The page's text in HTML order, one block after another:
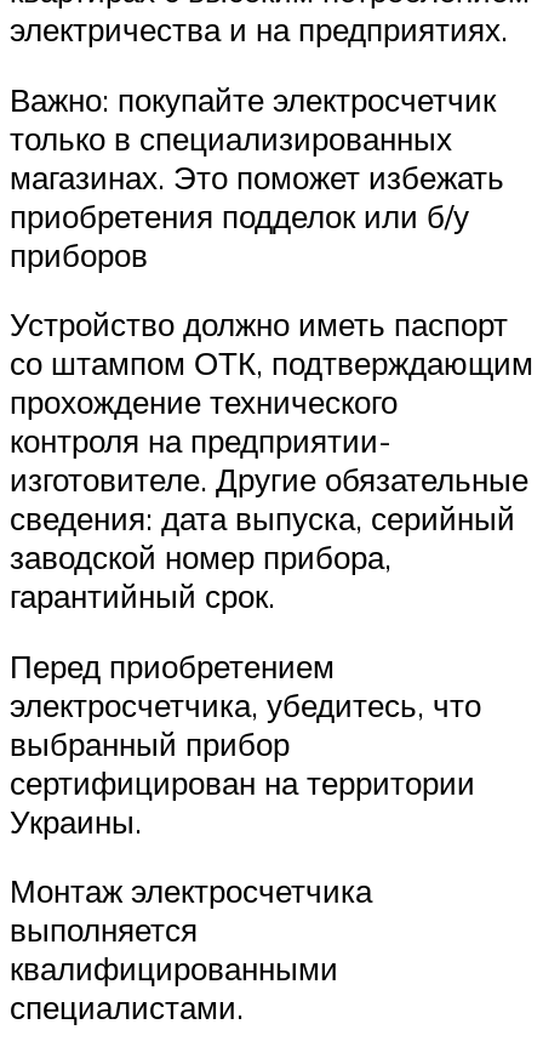
электричества и на предприятиях.
Важно: покупайте электросчетчик
только в специализированных
магазинах. Это поможет избежать
приобретения подделок или б/у
приборов
Устройство должно иметь паспорт
со штампом ОТК, подтверждающим
прохождение технического
контроля на предприятии-
изготовителе. Другие обязательные
сведения: дата выпуска, серийный
заводской номер прибора,
гарантийный срок.
Перед приобретением
электросчетчика, убедитесь, что
выбранный прибор
сертифицирован на территории
Украины.
Монтаж электросчетчика
выполняется
квалифицированными
специалистами.